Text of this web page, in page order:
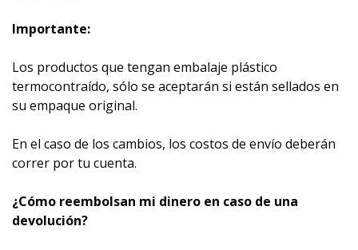
Importante:
Los productos que tengan embalaje plástico
termocontraído, sólo se aceptarán si están sellados en
su empaque original.
En el caso de los cambios, los costos de envío deberán
correr por tu cuenta.
¿Cómo reembolsan mi dinero en caso de una
devolución?